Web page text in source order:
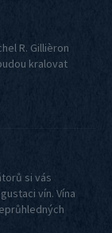
R. Gillièron
kralovat
si vás
vín. Vína